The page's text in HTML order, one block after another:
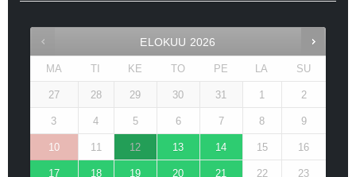
ELOKUU 2026
MA TI KE TO PE LA SU
27 28 29 30 31 1 2
3 4 5 6 7 8 9
10 11 12 13 14 15 16
17 18 19 20 21 22 23